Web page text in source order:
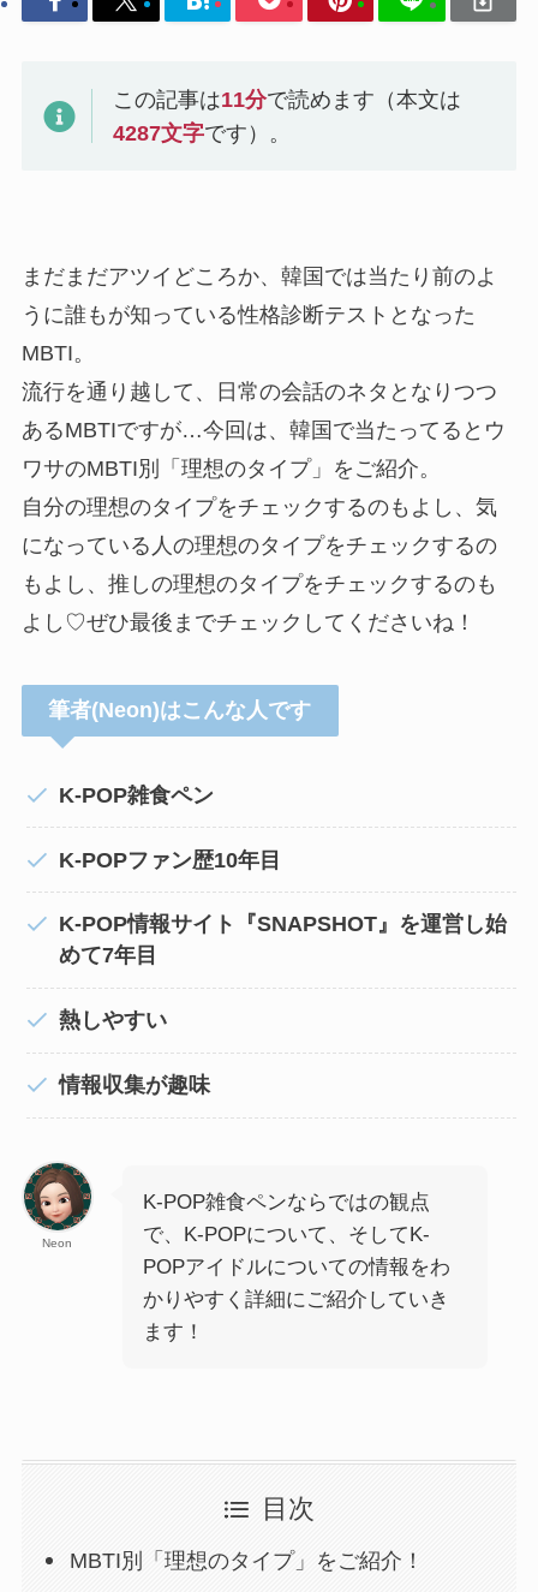
この記事は11分で読めます（本文は
4287文字です）。
まだまだアツイどころか、韓国では当たり前のよ
うに誰もが知っている性格診断テストとなった
MBTI。
流行を通り越して、日常の会話のネタとなりつつ
あるMBTIですが…今回は、韓国で当たってるとウ
ワサのMBTI別「理想のタイプ」をご紹介。
自分の理想のタイプをチェックするのもよし、気
になっている人の理想のタイプをチェックするの
もよし、推しの理想のタイプをチェックするのも
よし♡ぜひ最後までチェックしてくださいね！
筆者(Neon)はこんな人です
K-POP雑食ペン
K-POPファン歴10年目
K-POP情報サイト『SNAPSHOT』を運営し始
めて7年目
熱しやすい
情報収集が趣味
Neon
K-POP雑食ペンならではの観点
で、K-POPについて、そしてK-
POPアイドルについての情報をわ
かりやすく詳細にご紹介していき
ます！
目次
MBTI別「理想のタイプ」をご紹介！